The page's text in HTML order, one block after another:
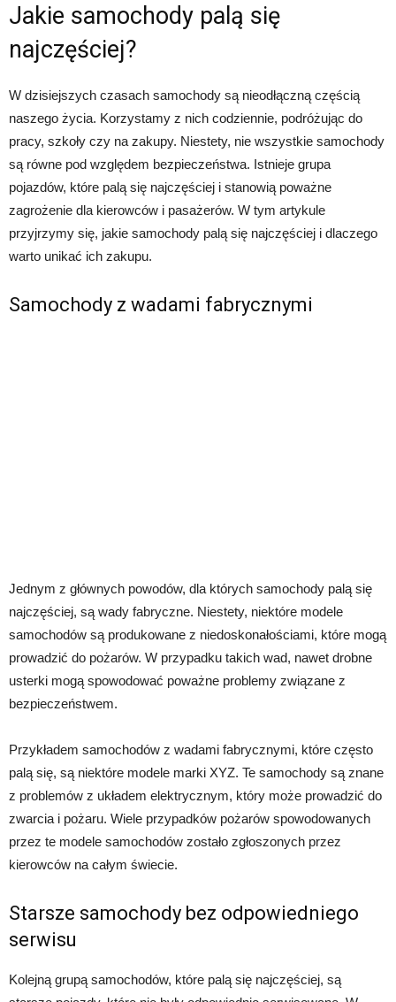
Jakie samochody palą się
najczęściej?
W dzisiejszych czasach samochody są nieodłączną częścią
naszego życia. Korzystamy z nich codziennie, podróżując do
pracy, szkoły czy na zakupy. Niestety, nie wszystkie samochody
są równe pod względem bezpieczeństwa. Istnieje grupa
pojazdów, które palą się najczęściej i stanowią poważne
zagrożenie dla kierowców i pasażerów. W tym artykule
przyjrzymy się, jakie samochody palą się najczęściej i dlaczego
warto unikać ich zakupu.
Samochody z wadami fabrycznymi
Jednym z głównych powodów, dla których samochody palą się
najczęściej, są wady fabryczne. Niestety, niektóre modele
samochodów są produkowane z niedoskonałościami, które mogą
prowadzić do pożarów. W przypadku takich wad, nawet drobne
usterki mogą spowodować poważne problemy związane z
bezpieczeństwem.
Przykładem samochodów z wadami fabrycznymi, które często
palą się, są niektóre modele marki XYZ. Te samochody są znane
z problemów z układem elektrycznym, który może prowadzić do
zwarcia i pożaru. Wiele przypadków pożarów spowodowanych
przez te modele samochodów zostało zgłoszonych przez
kierowców na całym świecie.
Starsze samochody bez odpowiedniego
serwisu
Kolejną grupą samochodów, które palą się najczęściej, są